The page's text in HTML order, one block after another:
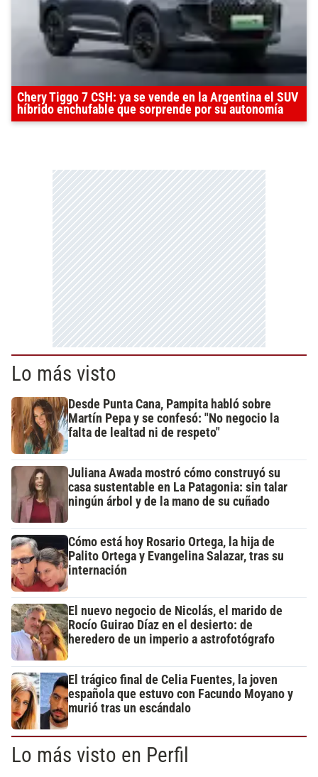
Chery Tiggo 7 CSH: ya se vende en la Argentina el SUV
híbrido enchufable que sorprende por su autonomía
Lo más visto
Desde Punta Cana, Pampita habló sobre
Martín Pepa y se confesó: "No negocio la
falta de lealtad ni de respeto"
Juliana Awada mostró cómo construyó su
casa sustentable en La Patagonia: sin talar
ningún árbol y de la mano de su cuñado
Cómo está hoy Rosario Ortega, la hija de
Palito Ortega y Evangelina Salazar, tras su
internación
El nuevo negocio de Nicolás, el marido de
Rocío Guirao Díaz en el desierto: de
heredero de un imperio a astrofotógrafo
El trágico final de Celia Fuentes, la joven
española que estuvo con Facundo Moyano y
murió tras un escándalo
Lo más visto en Perfil